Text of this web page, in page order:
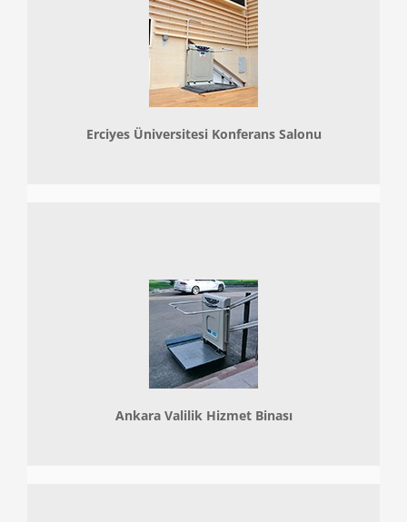
Erciyes Üniversitesi Konferans Salonu
Ankara Valilik Hizmet Binası